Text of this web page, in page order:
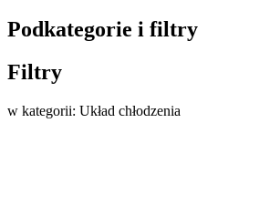
Podkategorie i filtry
Filtry
w kategorii: Układ chłodzenia